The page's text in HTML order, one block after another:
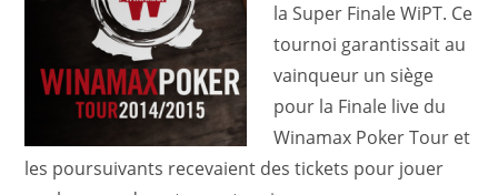
la Super Finale WiPT. Ce
tournoi garantissait au
vainqueur un siège
pour la Finale live du
Winamax Poker Tour et
les poursuivants recevaient des tickets pour jouer